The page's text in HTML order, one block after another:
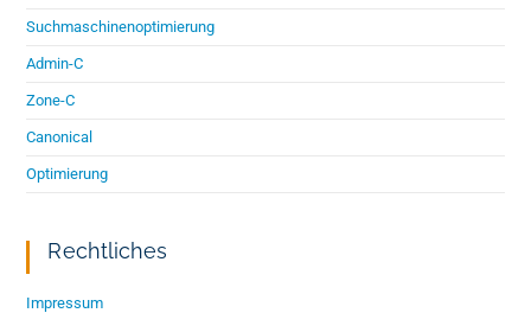
Suchmaschinenoptimierung
Admin-C
Zone-C
Canonical
Optimierung
Rechtliches
Impressum